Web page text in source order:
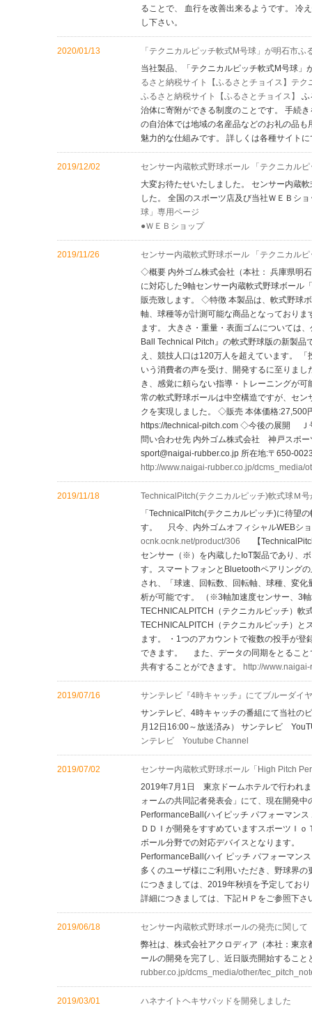
ることで、 血行を改善出来るようです。 冷
し下さい。
2020/01/13
「テクニカルピッチ軟式M号球」が明石市
当社製品、「テクニカルピッチ軟式M号球
るさと納税サイト【ふるさとチョイス】テ
ふるさと納税サイト【ふるさとチョイス】 ふ
治体に寄附ができる制度のことです。 手続
の自治体では地域の名産品などのお礼の品
魅力的な仕組みです。 詳しくは各種サイト
2019/12/02
センサー内蔵軟式野球ボール 「テクニカル
大変お待たせいたしました。 センサー内蔵
した。 全国のスポーツ店及び当社ＷＥＢシ
球」専用ページ
●ＷＥＢショップ
2019/11/26
センサー内蔵軟式野球ボール 「テクニカル
◇概要 内外ゴム株式会社（本社： 兵庫県明
に対応した9軸センサー内蔵軟式野球ボール
販売致します。 ◇特徴 本製品は、軟式野球
軸、球種等が計測可能な商品となっており
ます。 大きさ・重量・表面ゴムについては
Ball Technical Pitch』の軟式野球版の新製
え、競技人口は120万人を超えています。
いう消費者の声を受け、開発するに至りま
き、感覚に頼らない指導・トレーニングが
常の軟式野球ボールは中空構造ですが、セ
クを実現しました。 ◇販売 本体価格:27,500
https://technical-pitch.com ◇今後の展開 Ｊ
問い合わせ先 内外ゴム株式会社 神戸スポ
sport@naigai-rubber.co.jp 所在地:〒650-
http://www.naigai-rubber.co.jp/dcms_media/
2019/11/18
TechnicalPitch(テクニカルピッチ)軟式球Ｍ
「TechnicalPitch(テクニカルピッチ)に待
す。 只今、内外ゴムオフィシャルWEBシ
ocnk.ocnk.net/product/306
【
センサー（※）を内蔵したIoT製品であり、
す。スマートフォンとBluetoothペアリング
され、「球速、回転数、回転軸、球種、変
析が可能です。 （※3軸加速度センサー、3
TECHNICALPITCH（テクニカルピッチ）軟
TECHNICALPITCH（テクニカルピッチ）と
ます。 ・1つのアカウントで複数の投手が
できます。 また、データの同期をとること
共有することができます。
http://
2019/07/16
サンテレビ『4時キャッチ』にてブルーダイ
サンテレビ、4時キャッチの番組にて当社の
月12日16:00～放送済み） サンテレビ
ンテレビ Youtube Channel
2019/07/02
センサー内蔵軟式野球ボール「High Pitch
2019年7月1日 東京ドームホテルで行われ
ォームの共同記者発表会」にて、現在開発
PerformanceBall(ハイピッチ パフォーマン
ＤＤＩが開発をすすめていますスポーツＩ
ボール分野での対応デバイスとなります
PerformanceBall(ハイ ピッチ パフォーマン
多くのユーザ様にご利用いただき、野球
につきましては、2019年秋頃を予定して
詳細につきましては、下記ＨＰをご参照下
2019/06/18
センサー内蔵軟式野球ボールの発売に関して
弊社は、株式会社アクロディア（本社：東
ールの開発を完了し、近日販売開始するこ
rubber.co.jp/dcms_media/other/
2019/03/01 ハネナイトヘキサパッドを開発しました